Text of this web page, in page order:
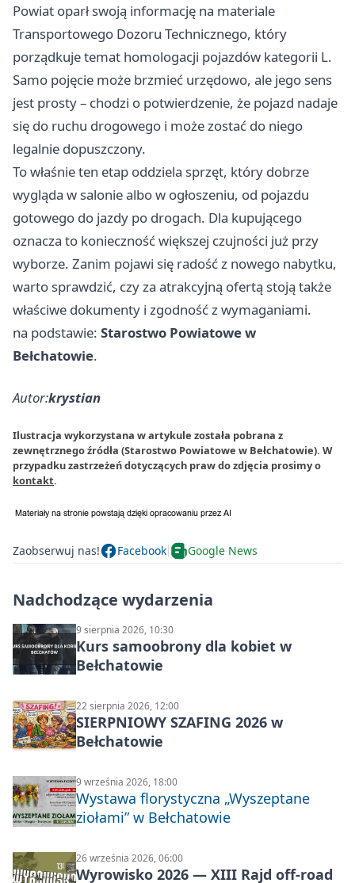
Powiat oparł swoją informację na materiale
Transportowego Dozoru Technicznego, który
porządkuje temat homologacji pojazdów kategorii L.
Samo pojęcie może brzmieć urzędowo, ale jego sens
jest prosty – chodzi o potwierdzenie, że pojazd nadaje
się do ruchu drogowego i może zostać do niego
legalnie dopuszczony.
To właśnie ten etap oddziela sprzęt, który dobrze
wygląda w salonie albo w ogłoszeniu, od pojazdu
gotowego do jazdy po drogach. Dla kupującego
oznacza to konieczność większej czujności już przy
wyborze. Zanim pojawi się radość z nowego nabytku,
warto sprawdzić, czy za atrakcyjną ofertą stoją także
właściwe dokumenty i zgodność z wymaganiami.
na podstawie: Starostwo Powiatowe w
Bełchatowie.
Autor:krystian
Ilustracja wykorzystana w artykule została pobrana z
zewnętrznego źródła (Starostwo Powiatowe w Bełchatowie). W
przypadku zastrzeżeń dotyczących praw do zdjęcia prosimy o
kontakt.
Zaobserwuj nas! Facebook Google News
Nadchodzące wydarzenia
9 sierpnia 2026, 10:30
Kurs samoobrony dla kobiet w
Bełchatowie
22 sierpnia 2026, 12:00
SIERPNIOWY SZAFING 2026 w
Bełchatowie
9 września 2026, 18:00
Wystawa florystyczna „Wyszeptane
ziołami” w Bełchatowie
26 września 2026, 06:00
Wyrowisko 2026 — XIII Rajd off‑road